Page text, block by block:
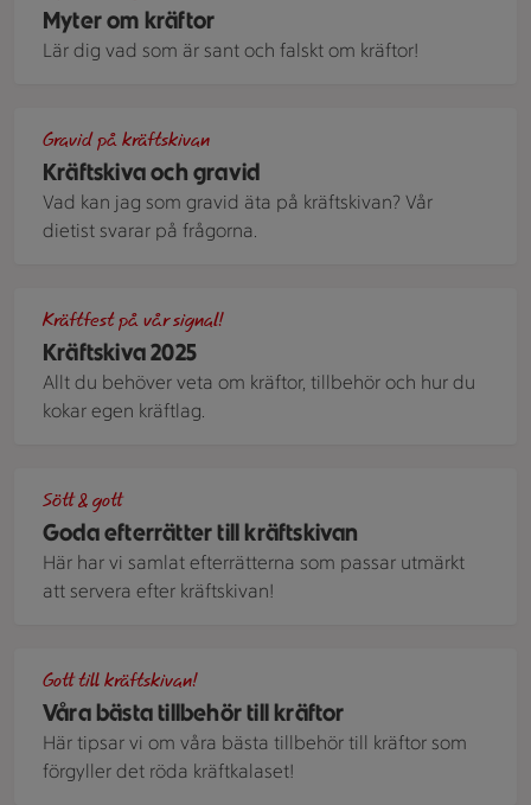
Myter om kräftor
Lär dig vad som är sant och falskt om kräftor!
Kräftskiva och gravid
Gravid på kräftskivan
Vad kan jag som gravid äta på kräftskivan? Vår
dietist svarar på frågorna.
Kräftskiva 2025
Kräftfest på vår signal!
Allt du behöver veta om kräftor, tillbehör och hur du
kokar egen kräftlag.
Goda efterrätter till kräftskivan
Sött & gott
Här har vi samlat efterrätterna som passar utmärkt
att servera efter kräftskivan!
Våra bästa tillbehör till kräftor
Gott till kräftskivan!
Här tipsar vi om våra bästa tillbehör till kräftor som
förgyller det röda kräftkalaset!